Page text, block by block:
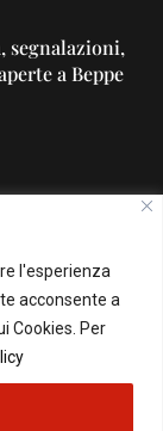
l'esperienza
acconsente a
Cookies. Per
segnalazioni,
a Beppe
PUBBLICITA'
su questo Blog:
- Powered by